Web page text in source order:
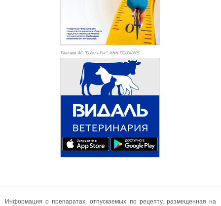
Реклама. АО "Видаль Рус", ИНН 7728043605
Информация о препаратах, отпускаемых по рецепту, размещенная на